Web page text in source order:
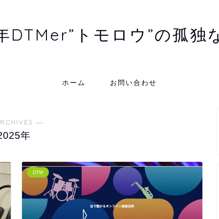
DTMer”トモロウ”の孤独
ホーム お問い合わせ
―
年
DTM